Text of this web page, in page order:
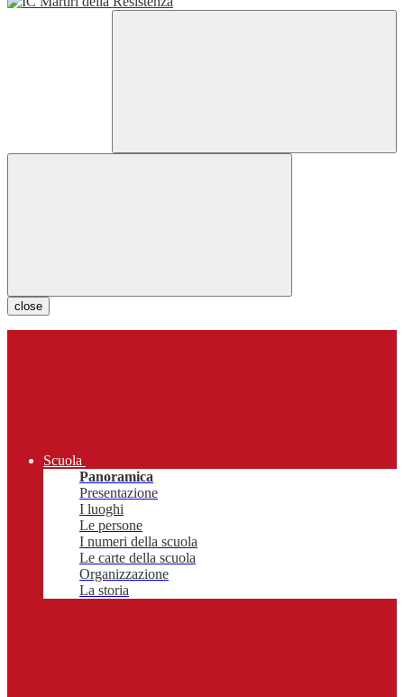
close
Scuola
Panoramica
Presentazione
I luoghi
Le persone
I numeri della scuola
Le carte della scuola
Organizzazione
La storia